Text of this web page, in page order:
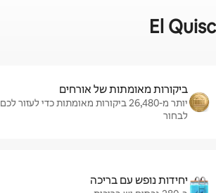
ביקורות מאומתות של אורחים
יותר מ-26,480 ביקורות מאומתות כדי לעזור לכם
לבחור
יחידות נופש עם בריכה